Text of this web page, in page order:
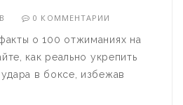
0 КОММЕНТАРИИ
о 100 отжиманиях на
как реально укрепить
в боксе, избежав